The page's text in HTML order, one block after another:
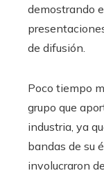
demostrando
de difusión.
Poco tiempo
grupo que
industria, ya
bandas de su
involucraron